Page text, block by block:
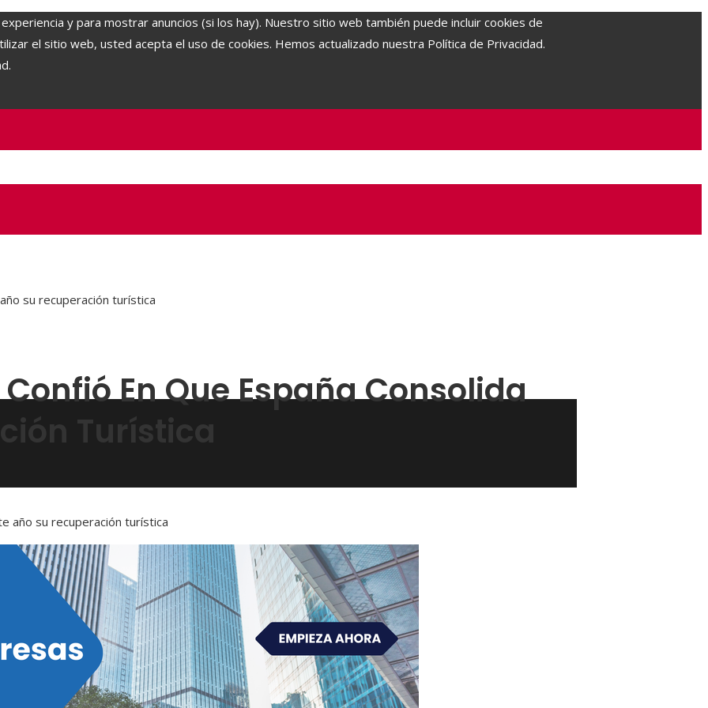
y para mostrar anuncios (si los hay). Nuestro sitio web también puede incluir cookies de
el sitio web, usted acepta el uso de cookies. Hemos actualizado nuestra Política de Privacidad.
su recuperación turística
En Que España Consolida
Turística